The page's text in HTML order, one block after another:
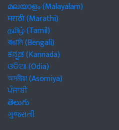
മലയാളം (Malayalam)
मराठी (Marathi)
தமிழ் (Tamil)
বাঙালি (Bengali)
ಕನ್ನಡ (Kannada)
ଓଡିଆ (Odia)
অসমীয়া (Asomiya)
ਪੰਜਾਬੀ
తెలుగు
ગુજરાતી